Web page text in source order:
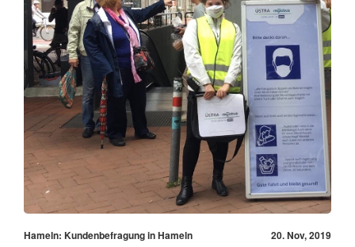
Hameln: Kundenbefragung in Hameln 20. Nov, 2019